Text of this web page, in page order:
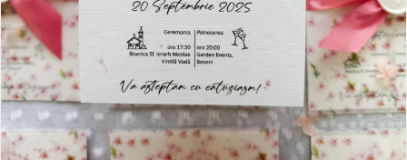
Pereti textili
Suspendate
Totem-uri
Green Screen
Lightbox
Accesorii